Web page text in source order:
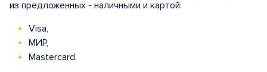
из предложенных - наличными и картой:
Visa,
МИР,
Mastercard.